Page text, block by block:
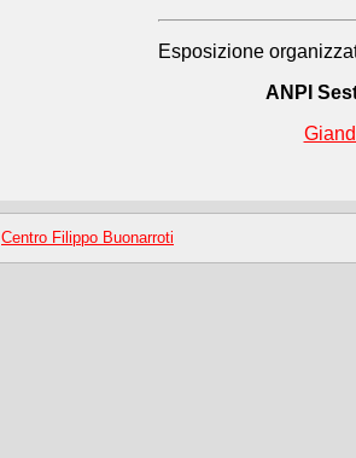
Esposizione
ANPI
Centro Filippo Buonarroti